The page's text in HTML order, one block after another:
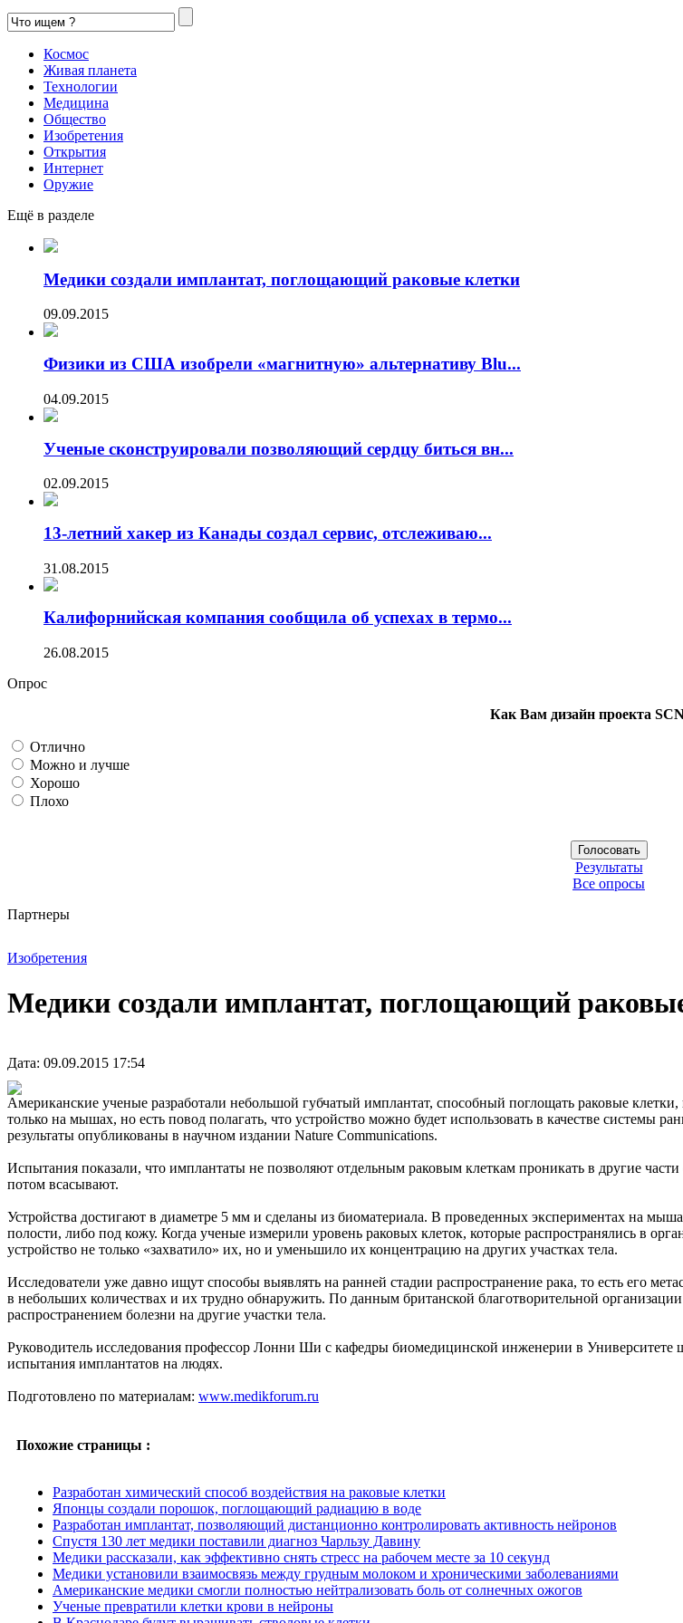
Космос
Живая планета
Технологии
Медицина
Общество
Изобретения
Открытия
Интернет
Оружие
Ещё в разделе
Медики создали имплантат, поглощающий раковые клетки
09.09.2015
Физики из США изобрели «магнитную» альтернативу Blu...
04.09.2015
Ученые сконструировали позволяющий сердцу биться вн...
02.09.2015
13-летний хакер из Канады создал сервис, отслеживаю...
31.08.2015
Калифорнийская компания сообщила об успехах в термо...
26.08.2015
Опрос
Как Вам дизайн проекта
Отлично
Можно и лучше
Хорошо
Плохо
Результаты
Все опросы
Партнеры
Изобретения
Медики создали имплантат, поглощающий
Дата: 09.09.2015 17:54
Американские ученые разработали небольшой губчатый имплантат, способный поглощать раковые
только на мышах, но есть повод полагать, что устройство можно будет использовать в качестве системы
результаты опубликованы в научном издании Nature Communications.
Испытания показали, что имплантаты не позволяют отдельным раковым клеткам проникать в другие
потом всасывают.
Устройства достигают в диаметре 5 мм и сделаны из биоматериала. В проведенных экспериментах на
полости, либо под кожу. Когда ученые измерили уровень раковых клеток, которые распространялись в
устройство не только «захватило» их, но и уменьшило их концентрацию на других участках тела.
Исследователи уже давно ищут способы выявлять на ранней стадии распространение рака, то есть его
в небольших количествах и их трудно обнаружить. По данным британской благотворительной
распространением болезни на другие участки тела.
Руководитель исследования профессор Лонни Ши с кафедры биомедицинской инженерии в Университете
испытания имплантатов на людях.
Подготовлено по материалам: www.medikforum.ru
Похожие страницы :
Разработан химический способ воздействия на раковые клетки
Японцы создали порошок, поглощающий радиацию в воде
Разработан имплантат, позволяющий дистанционно контролировать активность нейронов
Спустя 130 лет медики поставили диагноз Чарльзу Давину
Медики рассказали, как эффективно снять стресс на рабочем месте за 10 секунд
Медики установили взаимосвязь между грудным молоком и хроническими заболеваниями
Американские медики смогли полностью нейтрализовать боль от солнечных ожогов
Ученые превратили клетки крови в нейроны